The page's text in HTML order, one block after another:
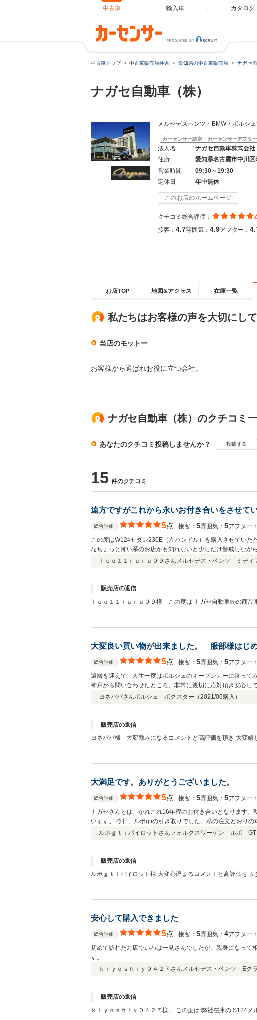
中古車 輸入車 カタログ
中古車トップ 中古車販売店検索 愛知県の中古車販売店 ナガセ
ナガセ自動車（株）
メルセデスベンツ・BMW・ポルシ
カーセンサー認定・カーセンサーアフタ
法人名
ナガセ自動車株式会社
住所
愛知県名古屋市中川区
営業時間
09:30～19:30
定休日
年中無休
このお店のホームページ
クチコミ総合評価：
接客： 4.7雰囲気： 4.9アフター：
お店TOP 地図&アクセス 在庫一覧
私たちはお客様の声を大切にし
当店のモットー
お客様から選ばれお役に立つ会社。
ナガセ自動車（株）のクチコミ
あなたのクチコミ投稿しませんか？ 投稿する
15 件のクチコミ
遠方ですがこれから永いお付き合いをさせて
総合評価 5点 接客： 5雰囲気： 5アフター：
この度はW124セダン230E（左ハンドル）を購入させていた
なちょっと怖い系のお店かも知れないと少しだけ警戒しなが
でした。何より、このクチコミにも度々名前が登場する服
談させていただければ幸いです。
ｌｅｏ１１ｒｕｒｕ０９さん メルセデス・ベンツ ミディ
販売店の返信
ｌｅｏ１１ｒｕｒｕ０９様 この度は ナガセ自動車㈱の商
大変良い買い物が出来ました。 服部様はじめ
総合評価 5点 接客： 5雰囲気： 5アフター：
還暦を迎えて、人生一度はポルシェのオープンカーに乗っ
神戸から問い合わせたところ、非常に親切に応対頂き安心
か月の保証期間内に種々の細かな発見に（年代物ですから
難う御座いました。
ヨネパパさんポルシェ ボクスター（2021/06購入）
販売店の返信
ヨネパパ様 大変励みになるコメントと高評価を頂き 大変
時々 私の大好きな神戸の街にお邪魔させて頂きますので お
大満足です。ありがとうございました。
総合評価 5点 接客： 5雰囲気： 5アフター：
ナガセさんとは、かれこれ16年程のお付き合いとなります
います。 今日、ルポgtiの引き取りでした。私の注文どおり
します。
ルポｇｔｉパイロットさんフォルクスワーゲン ルポ GTI
販売店の返信
ルポｇｔｉパイロット様 大変心温まるコメントと高評価を
おります。また下取りでお預かりさせて頂きました メルセ
て頂きます。 ご安心くださいませ。 これからも末永く ナガ
安心して購入できました
総合評価 5点 接客： 5雰囲気： 4アフター：
初めて訪れたお店でいわば一見さんでしたが、親身になって
す。
ｋｉｙｏｓｈｉｙ０４２７さん メルセデス・ベンツ Eク
販売店の返信
ｋｉｙｏｓｈｉｙ０４２７様。 この度は 弊社在庫の S124メルセデイベンツE320W をご購入頂きまして ありがとうございました